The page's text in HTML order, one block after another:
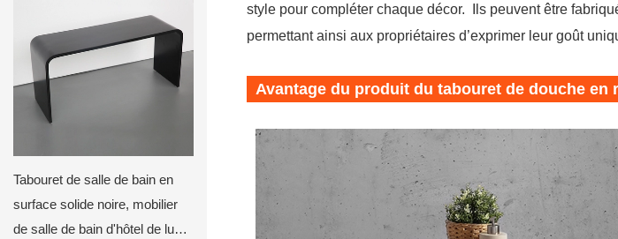
Tabouret de salle de bain en
surface solide noire, mobilier
de salle de bain d'hôtel de luxe,
style pour compléter chaque décor. Ils peuvent être
permettant ainsi aux propriétaires d’exprimer leur goût
Avantage du produit du tabouret de douche en